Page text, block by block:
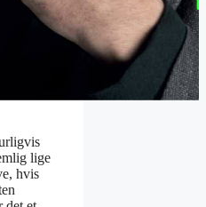
lige
hvis